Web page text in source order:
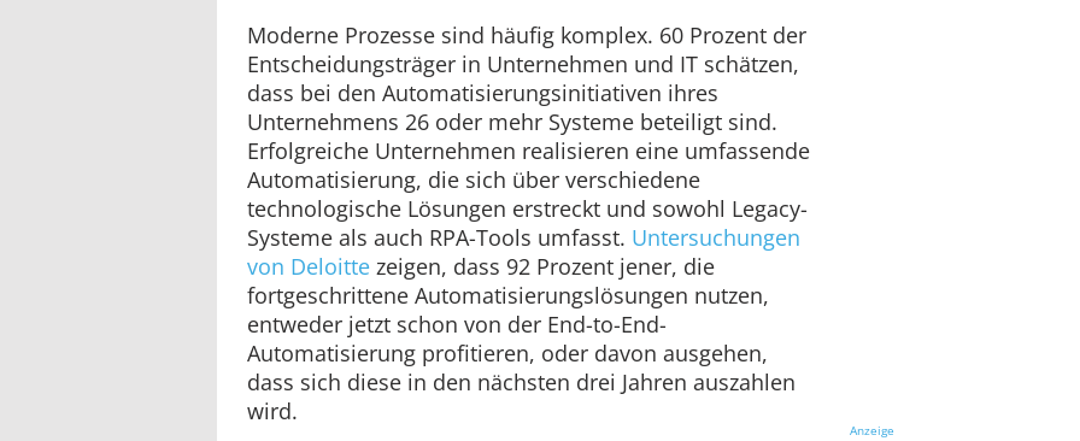
Moderne Prozesse sind häufig komplex. 60 Prozent der
Entscheidungsträger in Unternehmen und IT schätzen,
dass bei den Automatisierungsinitiativen ihres
Unternehmens 26 oder mehr Systeme beteiligt sind.
Erfolgreiche Unternehmen realisieren eine umfassende
Automatisierung, die sich über verschiedene
technologische Lösungen erstreckt und sowohl Legacy-
Systeme als auch RPA-Tools umfasst. Untersuchungen
von Deloitte zeigen, dass 92 Prozent jener, die
fortgeschrittene Automatisierungslösungen nutzen,
entweder jetzt schon von der End-to-End-
Automatisierung profitieren, oder davon ausgehen,
dass sich diese in den nächsten drei Jahren auszahlen
wird.
Anzeige